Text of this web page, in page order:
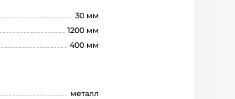
30 мм
1200 мм
400 мм
металл